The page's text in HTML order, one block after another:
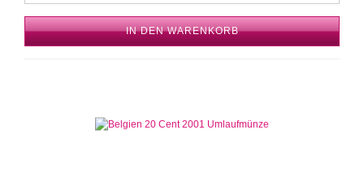
IN DEN WARENKORB